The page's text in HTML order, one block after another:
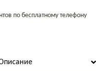
по бесплатному телефону